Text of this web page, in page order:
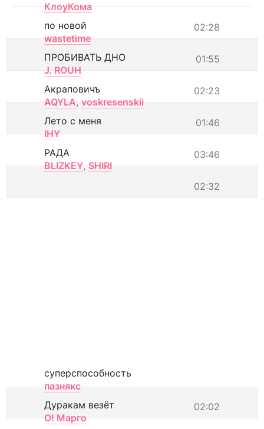
КлоуКома
02:28
по новой
wastetime
01:55
ПРОБИВАТЬ ДНО
J. ROUH
02:23
Акраповичъ
AQYLA, voskresenskii
01:46
Лето с меня
IHY
03:46
РАДА
BLIZKEY, SHIRI
02:32
суперспособность
пазнякс
02:02
Дуракам везёт
О! Марго